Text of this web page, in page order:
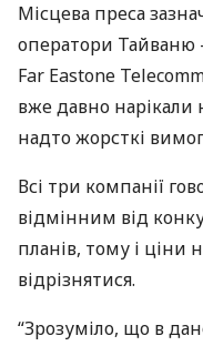
Місцева преса
оператори Тайваню
Far Eastone
вже давно нарікали
надто жорсткі
Всі три компанії
відмінним від
планів, тому і ціни
відрізнятися.
“Зрозуміло, що в